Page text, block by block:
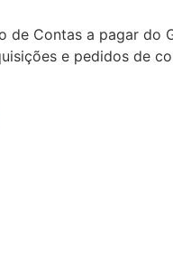
de Contas a pagar do
e pedidos de